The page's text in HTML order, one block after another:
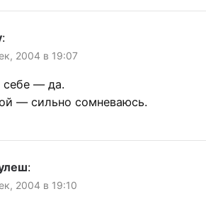
:
2004 в 19:07
себе — да.
— сильно сомневаюсь.
:
2004 в 19:10